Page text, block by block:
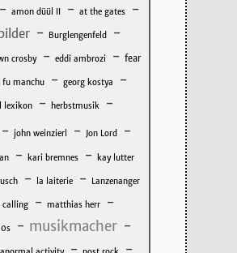
- amon düül II - at the gates -
- Burglengenfeld -
crosby - eddi ambrozi - fear
fu manchu - georg kostya -
lexikon - herbstmusik -
- john weinzierl - Jon Lord -
- kari bremnes - kay lutter
- la laiterie - Lanzenanger
calling - matthias herr -
- musikmacher -